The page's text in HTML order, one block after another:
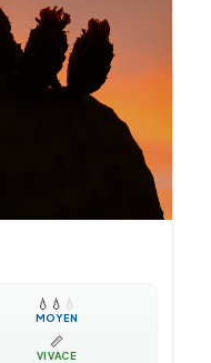
💧 💧 💧
MOYEN
📏
VIVACE